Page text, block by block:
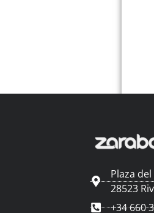
Plaza
28523
+34 660